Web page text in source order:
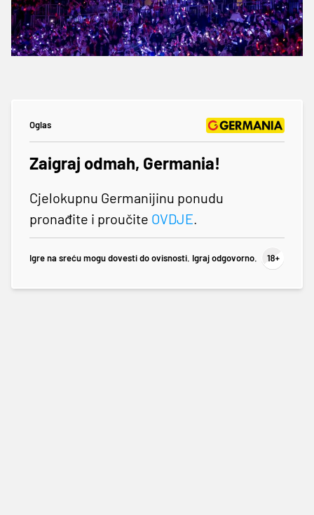
Oglas
Zaigraj odmah, Germania!
Cjelokupnu Germanijinu ponudu
pronađite i proučite OVDJE
Igre na sreću mogu dovesti do ovisnosti. Igraj odgovorno.